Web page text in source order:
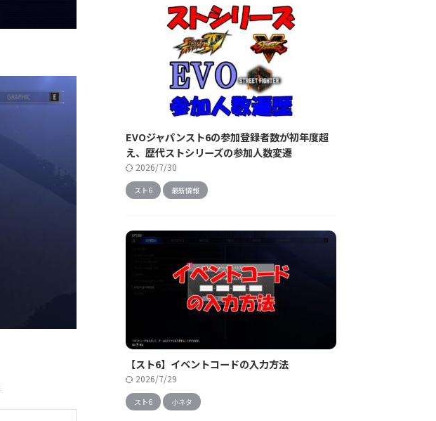
EVOジャパンスト6の参加登録者数が初年度超
え、歴代ストシリーズの参加人数変遷
2026/7/30
スト6 最新情報
【スト6】イベントコードの入力方法
2026/7/29
スト6 小ネタ